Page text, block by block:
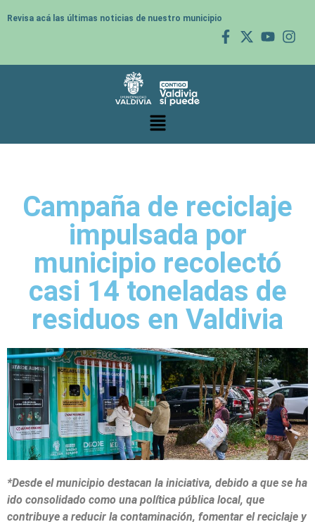
Revisa acá las últimas noticias de nuestro municipio
Campaña de reciclaje
impulsada por
municipio recolectó
casi 14 toneladas de
residuos en Valdivia
*Desde el municipio destacan la iniciativa, debido a que se ha
ido consolidado como una política pública local, que
contribuye a reducir la contaminación, fomentar el reciclaje y